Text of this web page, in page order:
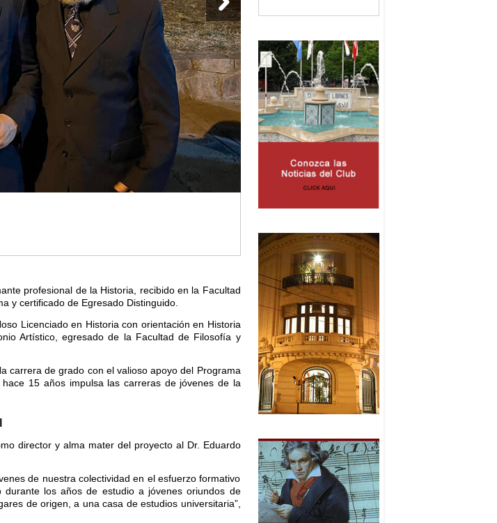
profesional de la Historia, recibido en la Facultad
y certificado de Egresado Distinguido.
Licenciado en Historia con orientación en Historia
Artístico, egresado de la Facultad de Filosofía y
carrera de grado con el valioso apoyo del Programa
15 años impulsa las carreras de jóvenes de la
director y alma mater del proyecto al Dr. Eduardo
de nuestra colectividad en el esfuerzo formativo
los años de estudio a jóvenes oriundos de
de origen, a una casa de estudios universitaria”,